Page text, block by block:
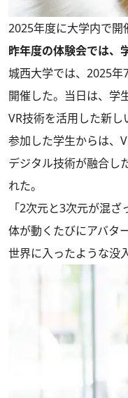
2025年度に大学内で開
昨年度の体験会では、
城西大学では、2025年
開催した。当日は、学
VR技術を活用した新し
参加した学生からは、
デジタル技術が融合し
れた。
「2次元と3次元が混
体が動くたびにアバタ
世界に入ったような没